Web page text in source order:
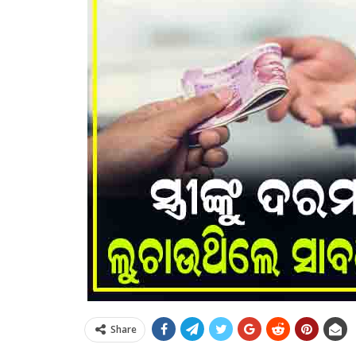
Share